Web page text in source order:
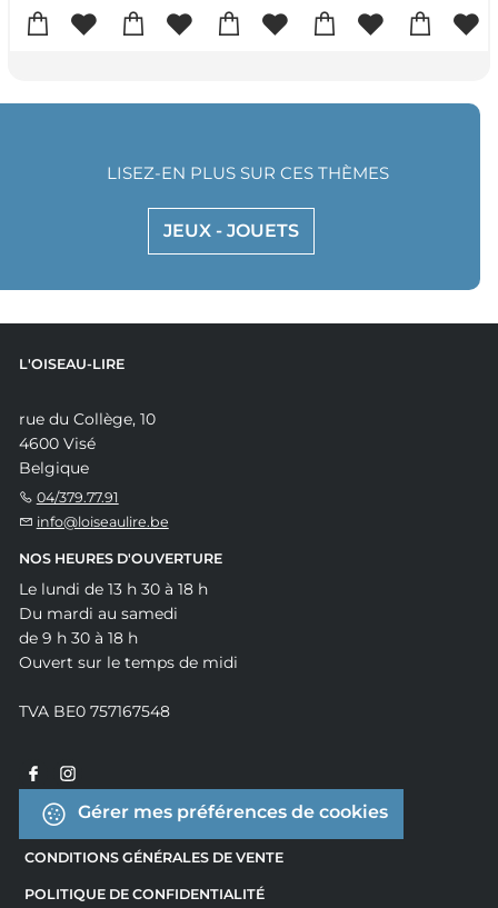
JEUX - JOUETS
LISEZ-EN PLUS SUR CES THÈMES
L'OISEAU-LIRE
rue du Collège, 10
4600 Visé
Belgique
04/379.77.91
info@loiseaulire.be
NOS HEURES D'OUVERTURE
Le lundi de 13 h 30 à 18 h
Du mardi au samedi
de 9 h 30 à 18 h
Ouvert sur le temps de midi
TVA BE0 757167548
Gérer mes préférences de cookies
CONDITIONS GÉNÉRALES DE VENTE
POLITIQUE DE CONFIDENTIALITÉ